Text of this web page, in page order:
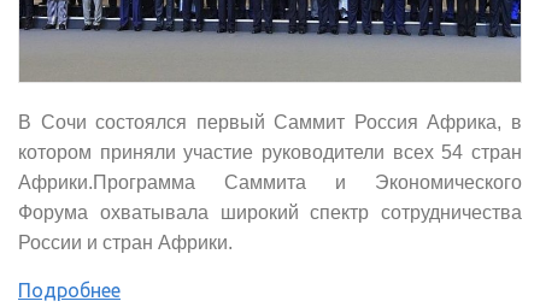
В Сочи состоялся первый Саммит Россия Африка, в
котором приняли участие руководители всех 54 стран
Африки.Программа Саммита и Экономического
Форума охватывала широкий спектр сотрудничества
России и стран Африки.
Подробнее